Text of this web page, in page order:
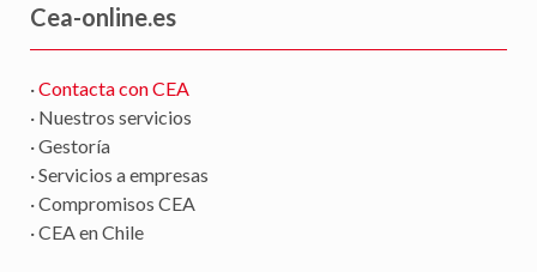
Cea-online.es
·Contacta con CEA
· Nuestros servicios
· Gestoría
· Servicios a empresas
· Compromisos CEA
· CEA en Chile